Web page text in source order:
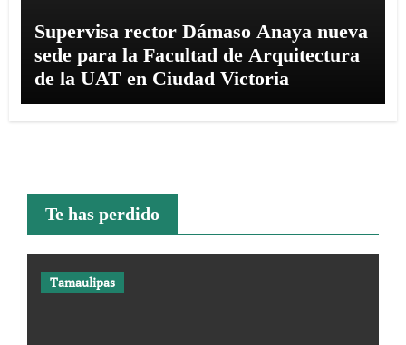
Supervisa rector Dámaso Anaya nueva
sede para la Facultad de Arquitectura
de la UAT en Ciudad Victoria
Te has perdido
Tamaulipas